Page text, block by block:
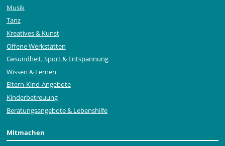
Musik
Tanz
Kreatives & Kunst
Offene Werkstätten
Gesundheit, Sport & Entspannung
Wissen & Lernen
Eltern-Kind-Angebote
Kinderbetreuung
Beratungsangebote & Lebenshilfe
Mitmachen